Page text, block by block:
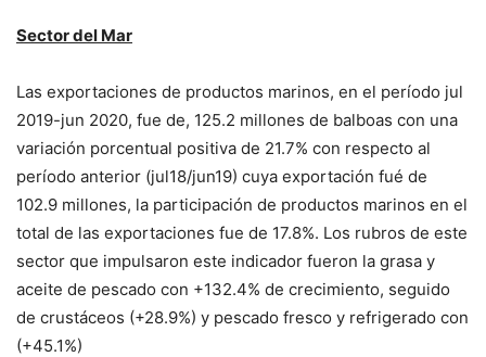
Sector del Mar
Las exportaciones de productos marinos, en el período jul
2019-jun 2020, fue de, 125.2 millones de balboas con una
variación porcentual positiva de 21.7% con respecto al
período anterior (jul18/jun19) cuya exportación fué de
102.9 millones, la participación de productos marinos en el
total de las exportaciones fue de 17.8%. Los rubros de este
sector que impulsaron este indicador fueron la grasa y
aceite de pescado con +132.4% de crecimiento, seguido
de crustáceos (+28.9%) y pescado fresco y refrigerado con
(+45.1%)